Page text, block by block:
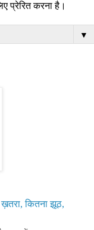
प्रेरित करना है।
▼
कितना झूठ,